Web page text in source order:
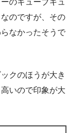
のキューブキュ
のですが、その
なかったそうで
クのほうが大き
いので印象が大